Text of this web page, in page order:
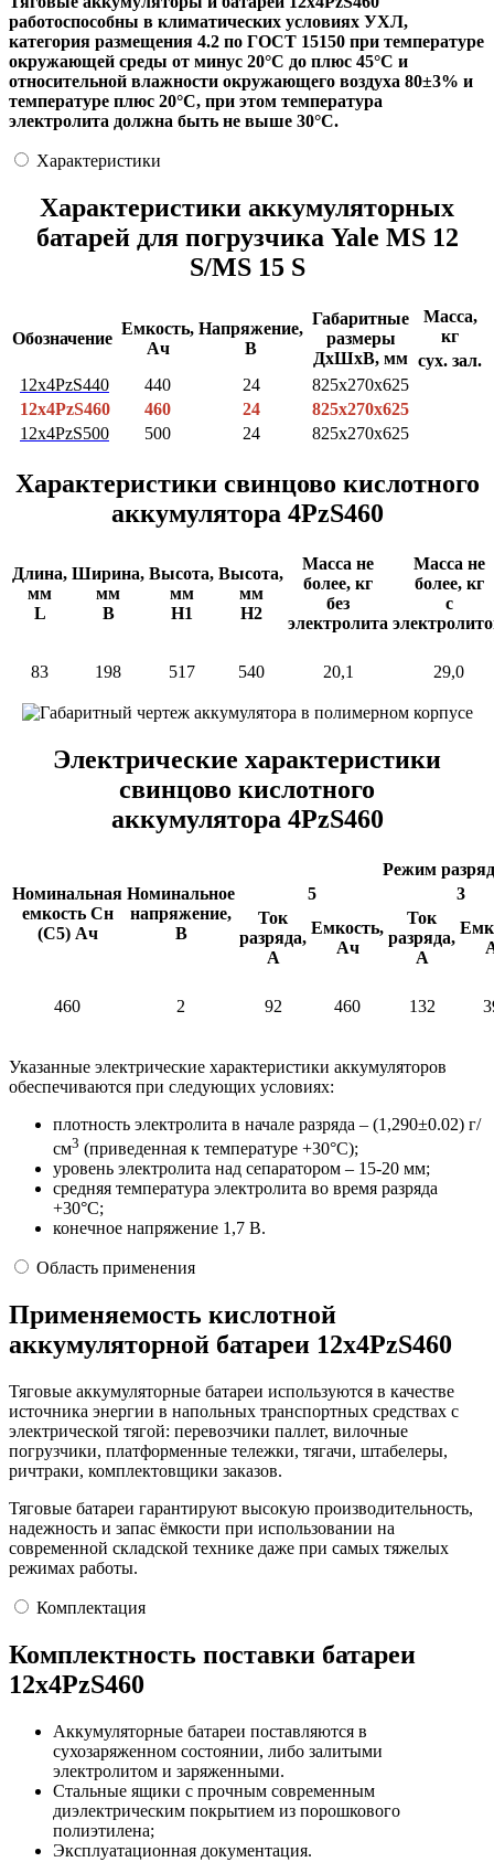
работоспособны в климатических условиях УХЛ,
категория размещения 4.2 по ГОСТ 15150 при температуре
окружающей среды от минус 20°С до плюс 45°С и
относительной влажности окружающего воздуха 80±3% и
температуре плюс 20°С, при этом температура
электролита должна быть не выше 30°С.
Характеристики
Характеристики аккумуляторных
батарей для погрузчика Yale MS 12
S/MS 15 S
Обозначение
Емкость,
Ач
Напряжение,
В
Габаритные
размеры
ДхШхВ, мм
Масса,
кг
сух. зал.
12х4PzS440
440 24
825x270x625
12х4PzS460
460 24
825x270x625
12х4PzS500
500 24 825x270x625
Характеристики свинцово кислотного
аккумулятора 4PzS460
Длина,
мм
L
Ширина,
мм
В
Высота,
мм
H1
Высота,
мм
H2
Масса не
более, кг
без
электролита
Масса не
более, кг
c
83 198 517 540 20,1 29,0
Электрические характеристики
свинцово кислотного
аккумулятора 4PzS460
Номинальная
емкость Сн
(С5) Ач
Номинальное
напряжение,
В
Режим
5
3
Ток
разряда,
А
Емкость,
Ач
Ток
разряда,
А
460 2 92 460 132
Указанные электрические характеристики аккумуляторов
обеспечиваются при следующих условиях:
плотность электролита в начале разряда – (1,290±0.02) г/
см3 (приведенная к температуре +30°С);
уровень электролита над сепаратором – 15-20 мм;
средняя температура электролита во время разряда
+30°С;
конечное напряжение 1,7 В.
Область применения
Применяемость кислотной
аккумуляторной батареи 12х4PzS460
Тяговые аккумуляторные батареи используются в качестве
источника энергии в напольных транспортных средствах с
электрической тягой: перевозчики паллет, вилочные
погрузчики, платформенные тележки, тягачи, штабелеры,
ричтраки, комплектовщики заказов.
Тяговые батареи гарантируют высокую производительность,
надежность и запас ёмкости при использовании на
современной складской технике даже при самых тяжелых
режимах работы.
Комплектация
Комплектность поставки батареи
12х4PzS460
Аккумуляторные батареи поставляются в
сухозаряженном состоянии, либо залитыми
электролитом и заряженными.
Стальные ящики с прочным современным
диэлектрическим покрытием из порошкового
полиэтилена;
Эксплуатационная документация.